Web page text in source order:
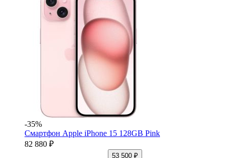
-35%
Смартфон Apple iPhone 15 128GB Pink
82 880 ₽
53 500 ₽